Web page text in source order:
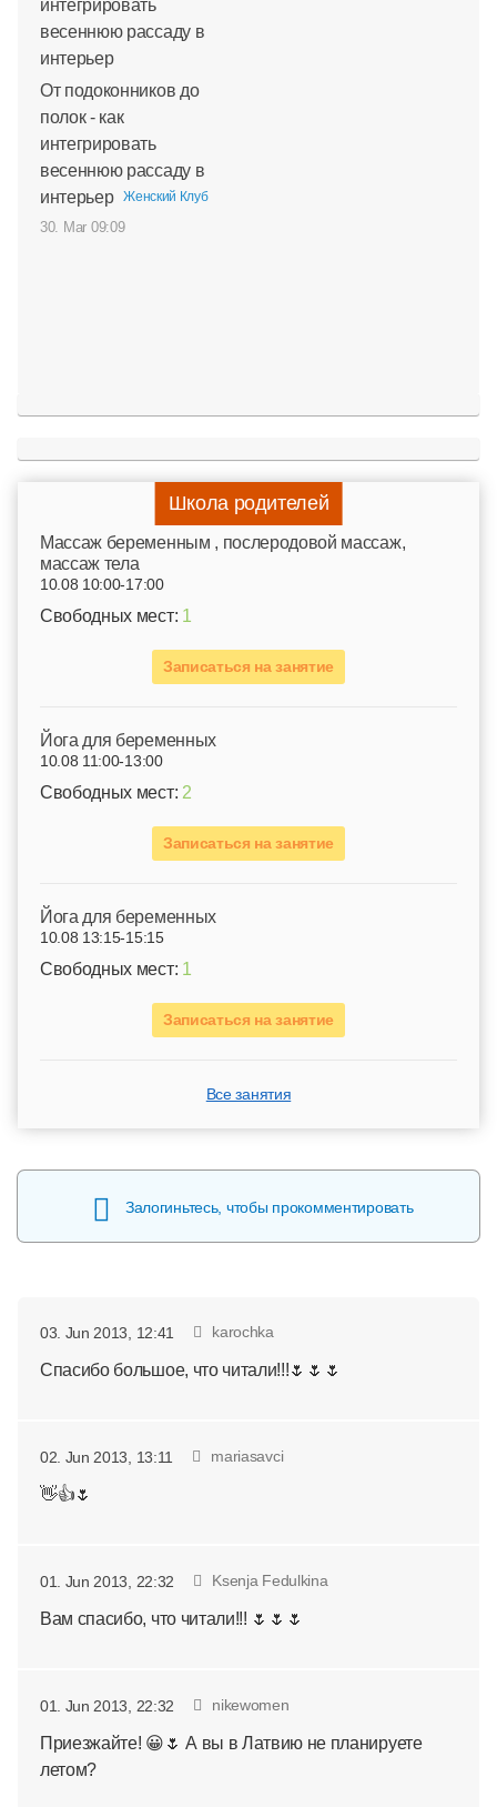
От подоконников до
полок - как
интегрировать
весеннюю рассаду в
интерьер
Женский Клуб
30. Mar 09:09
Школа родителей
Mассаж беременным , послеродовой массаж,
массаж тела
10.08 10:00-17:00
Свободных мест: 1
Записаться на занятие
Йога для беременных
10.08 11:00-13:00
Свободных мест: 2
Записаться на занятие
Йога для беременных
10.08 13:15-15:15
Свободных мест: 1
Записаться на занятие
Все занятия
Залогиньтесь, чтобы прокомментировать
03. Jun 2013, 12:41 karochka
Спасибо большое, что читали!!!🌷🌷🌷
02. Jun 2013, 13:11 mariasavci
👋👍🌷
01. Jun 2013, 22:32 Ksenja Fedulkina
Вам спасибо, что читали!!! 🌷🌷🌷
01. Jun 2013, 22:32 nikewomen
Приезжайте! 😀🌷 А вы в Латвию не планируете
летом?